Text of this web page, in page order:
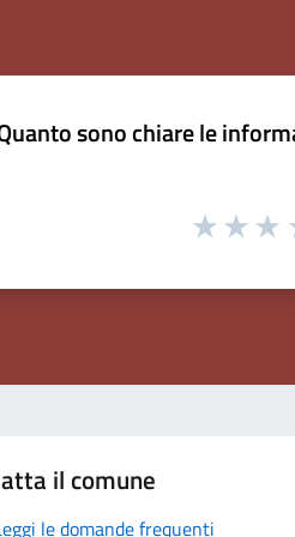
sono chiare le
il comune
le domande frequenti